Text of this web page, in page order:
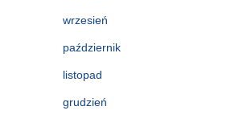
wrzesień
październik
listopad
grudzień